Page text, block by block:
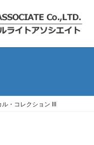
・コレクション III